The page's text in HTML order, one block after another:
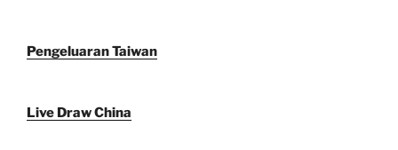
Pengeluaran Taiwan
Live Draw China